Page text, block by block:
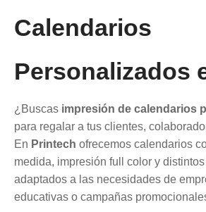
Calendarios
Personalizados
¿Buscas impresión de calendarios
para regalar a tus clientes,
En Printech ofrecemos calendarios
medida, impresión full color y distintos
adaptados a las necesidades de
educativas o campañas